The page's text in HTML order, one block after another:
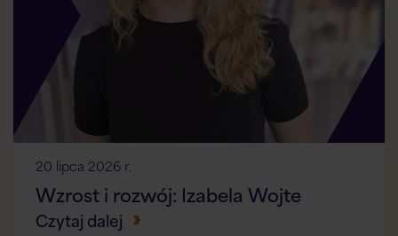
20 lipca 2026 r.
Wzrost i rozwój: Izabela Wojte
Czytaj dalej